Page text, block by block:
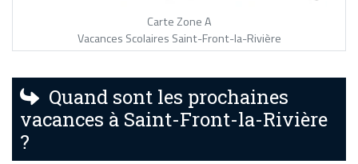
Carte Zone A
Vacances Scolaires Saint-Front-la-Rivière
Quand sont les prochaines
vacances à Saint-Front-la-Rivière
?